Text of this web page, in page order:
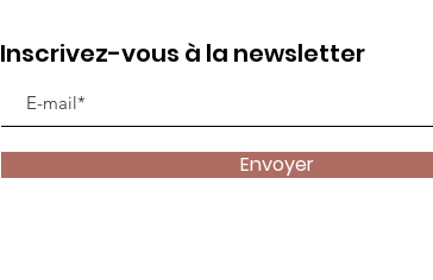
Inscrivez-vous à la newsletter
Envoyer